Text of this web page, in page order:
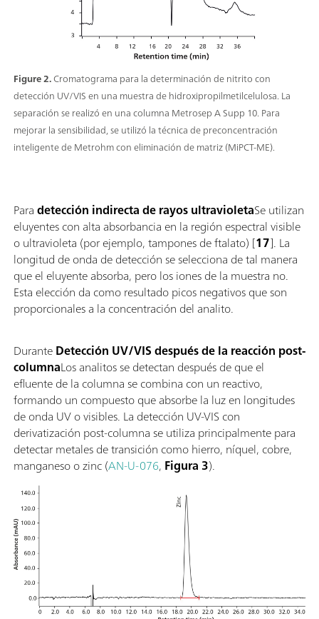
Figure 2.Cromatograma para la determinación de nitrito con
detección UV/VIS en una muestra de hidroxipropilmetilcelulosa. La
separación se realizó en una columna Metrosep A Supp 10. Para
mejorar la sensibilidad, se utilizó la técnica de preconcentración
inteligente de Metrohm con eliminación de matriz (MiPCT-ME).
Paradetección indirecta de rayos ultravioletaSe utilizan
eluyentes con alta absorbancia en la región espectral visible
o ultravioleta (por ejemplo, tampones de ftalato) [17]. La
longitud de onda de detección se selecciona de tal manera
que el eluyente absorba, pero los iones de la muestra no.
Esta elección da como resultado picos negativos que son
proporcionales a la concentración del analito.
DuranteDetección UV/VIS después de la reacción post-
columnaLos analitos se detectan después de que el
efluente de la columna se combina con un reactivo,
formando un compuesto que absorbe la luz en longitudes
de onda UV o visibles. La detección UV-VIS con
derivatización post-columna se utiliza principalmente para
detectar metales de transición como hierro, níquel, cobre,
manganeso o zinc (AN-U-076, Figura 3).